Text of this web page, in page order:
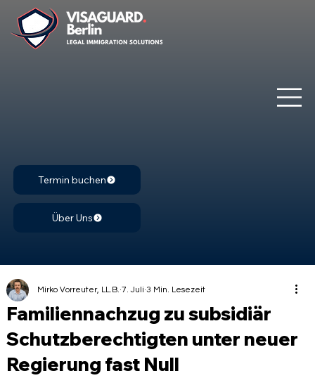
Termin buchen
Über Uns
Familiennachzug zu subsidiär
Schutzberechtigten unter neuer
Regierung fast Null
Mirko Vorreuter, LL.B. 7. Juli 3 Min. Lesezeit